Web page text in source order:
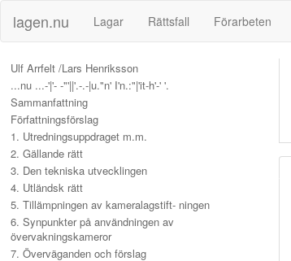
lagen.nu Lagar Rättsfall Förarbeten
Ulf Arrfelt /Lars Henriksson
...nu ...-'|'- -"'||'.-.-|u."n' I'n.:"|'it-h'-' '.
Sammanfattning
Författningsförslag
1. Utredningsuppdraget m.m.
2. Gällande rätt
3. Den tekniska utvecklingen
4. Utländsk rätt
5. Tillämpningen av kameralagstift- ningen
6. Synpunkter på användningen av
övervakningskameror
7. Överväganden och förslag